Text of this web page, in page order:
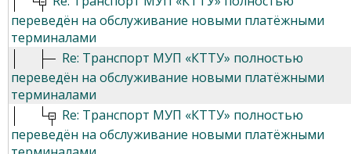
переведён на обслуживание новыми платёжными
терминалами
Re: Транспорт МУП «КТТУ» полностью
переведён на обслуживание новыми платёжными
терминалами
Re: Транспорт МУП «КТТУ» полностью
переведён на обслуживание новыми платёжными